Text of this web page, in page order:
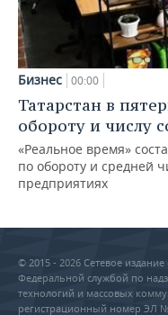
Бизнес 00:00
Татарстан в
обороту и числу
«Реальное время»
по обороту и средней
предприятиях
© 2015 - 2026 Сетевое
Федеральной службой по
технологий и массовых
регистрационный номер ЭЛ №